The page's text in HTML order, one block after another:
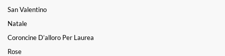
San Valentino
Natale
Coroncine D’alloro Per Laurea
Rose